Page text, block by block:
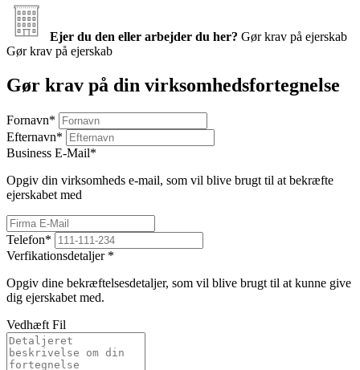
Ejer du den eller arbejder du her? Gør krav på ejerskab
Gør krav på ejerskab
Gør krav på din virksomhedsfortegnelse
Fornavn*
Efternavn*
Business E-Mail*
Opgiv din virksomheds e-mail, som vil blive brugt til at bekræfte
ejerskabet med
Telefon*
Verfikationsdetaljer *
Opgiv dine bekræftelsesdetaljer, som vil blive brugt til at kunne give
dig ejerskabet med.
Vedhæft Fil